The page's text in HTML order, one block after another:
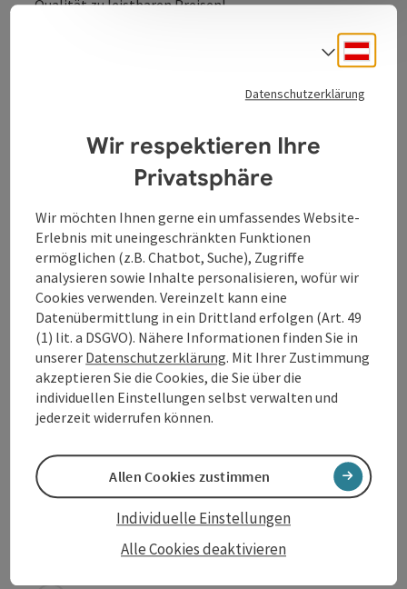
Qualität zu leistbaren Preisen!
Öffnungszeiten
Ausstattung
Anreise/Lage
Eignung
Barrierefreiheit
Beitrag merken
zum Merkzettel
Beitrag drucken
In der Nähe
Datenschutzerklärung
Wir respektieren Ihre
Privatsphäre
Wir möchten Ihnen gerne ein umfassendes Website-
Erlebnis mit uneingeschränkten Funktionen
ermöglichen (z.B. Chatbot, Suche), Zugriffe
analysieren sowie Inhalte personalisieren, wofür wir
Cookies verwenden. Vereinzelt kann eine
Datenübermittlung in ein Drittland erfolgen (Art. 49
(1) lit. a DSGVO). Nähere Informationen finden Sie in
unserer Datenschutzerklärung. Mit Ihrer Zustimmung
akzeptieren Sie die Cookies, die Sie über die
individuellen Einstellungen selbst verwalten und
jederzeit widerrufen können.
Alle Cookies deaktivieren
Individuelle Einstellungen
Allen Cookies zustimmen